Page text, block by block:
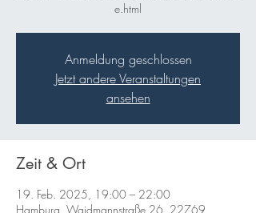
e.html
Anmeldung geschlossen
Jetzt andere Veranstaltungen
ansehen
Zeit & Ort
19. Feb. 2025, 19:00 – 22:00
Hamburg, Waidmannstraße 26, 22769